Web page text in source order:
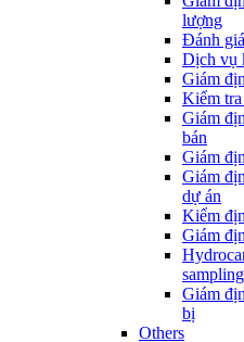
lượng
Đánh
Dịch vụ
Giám
Kiểm tra
Giám
bán
Giám
Giám
dự án
Kiểm
Giám
Giám
bị
Others